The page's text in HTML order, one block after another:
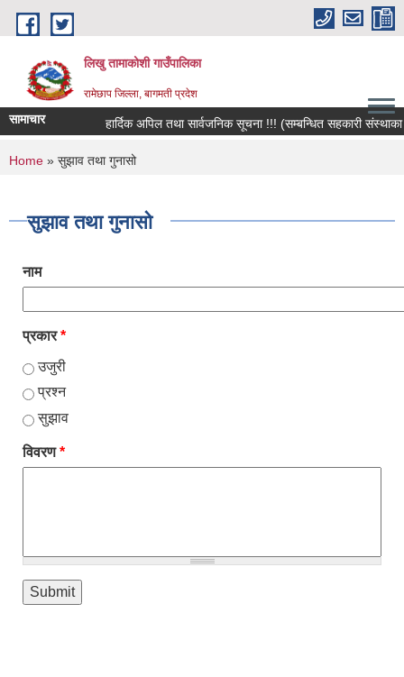
Skip to main content
लिखु तामाकोशी गाउँपालिका
रामेछाप जिल्ला, बागमती प्रदेश
सामाचार हार्दिक अपिल तथा सार्वजनिक सूचना !!! (सम्बन्धित सहकारी संस्थाका
You are here
Home » सुझाव तथा गुनासो
सुझाव तथा गुनासो
नाम
प्रकार*
उजुरी
प्रश्न
सुझाव
विवरण*